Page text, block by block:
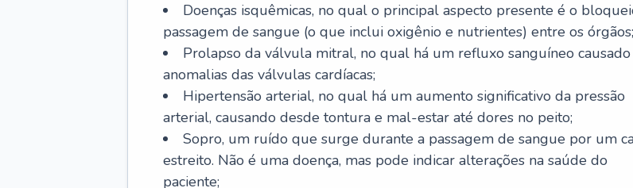
Doenças isquêmicas, no qual o principal aspecto presente é o
passagem de sangue (o que inclui oxigênio e nutrientes) entre os órgãos;
Prolapso da válvula mitral, no qual há um refluxo sanguíneo
anomalias das válvulas cardíacas;
Hipertensão arterial, no qual há um aumento significativo da pressão
arterial, causando desde tontura e mal-estar até dores no peito;
Sopro, um ruído que surge durante a passagem de sangue por um
estreito. Não é uma doença, mas pode indicar alterações na saúde do
paciente;